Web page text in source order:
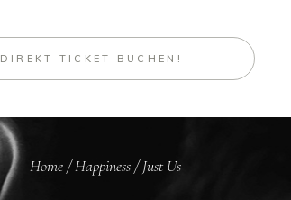
DIREKT TICKET BUCHEN!
Home/Happiness/Just Us